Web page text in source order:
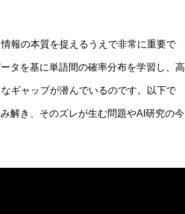
報の本質を捉えるうえで非常に重要で
タを基に単語間の確率分布を学習し、高
ギャップが潜んでいるのです。以下で
解き、そのズレが生む問題やAI研究の今